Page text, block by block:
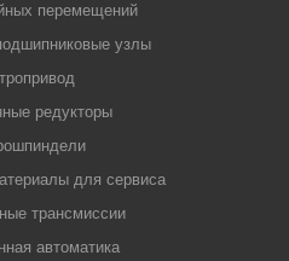
перемещений
узлы
редукторы
для сервиса
трансмиссии
автоматика